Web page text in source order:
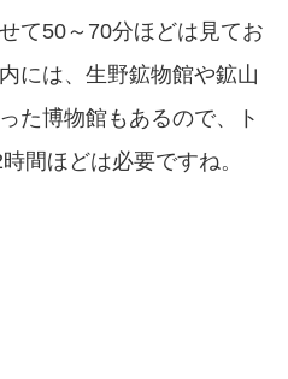
て50～70分ほどは見てお
には、生野鉱物館や鉱山
た博物館もあるので、ト
間ほどは必要ですね。